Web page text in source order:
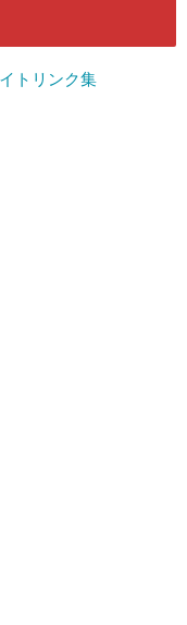
トリンク集